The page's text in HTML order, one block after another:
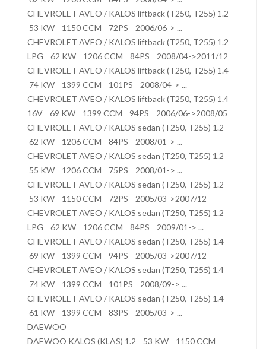
CHEVROLET AVEO / KALOS liftback (T250, T255) 1.2
53 KW 1150 CCM 72PS 2006/06-> ...
CHEVROLET AVEO / KALOS liftback (T250, T255) 1.2
LPG 62 KW 1206 CCM 84PS 2008/04->2011/12
CHEVROLET AVEO / KALOS liftback (T250, T255) 1.4
74 KW 1399 CCM 101PS 2008/04-> ...
CHEVROLET AVEO / KALOS liftback (T250, T255) 1.4
16V 69 KW 1399 CCM 94PS 2006/06->2008/05
CHEVROLET AVEO / KALOS sedan (T250, T255) 1.2
62 KW 1206 CCM 84PS 2008/01-> ...
CHEVROLET AVEO / KALOS sedan (T250, T255) 1.2
55 KW 1206 CCM 75PS 2008/01-> ...
CHEVROLET AVEO / KALOS sedan (T250, T255) 1.2
53 KW 1150 CCM 72PS 2005/03->2007/12
CHEVROLET AVEO / KALOS sedan (T250, T255) 1.2
LPG 62 KW 1206 CCM 84PS 2009/01-> ...
CHEVROLET AVEO / KALOS sedan (T250, T255) 1.4
69 KW 1399 CCM 94PS 2005/03->2007/12
CHEVROLET AVEO / KALOS sedan (T250, T255) 1.4
74 KW 1399 CCM 101PS 2008/09-> ...
CHEVROLET AVEO / KALOS sedan (T250, T255) 1.4
61 KW 1399 CCM 83PS 2005/03-> ...
DAEWOO
DAEWOO KALOS (KLAS) 1.2 53 KW 1150 CCM